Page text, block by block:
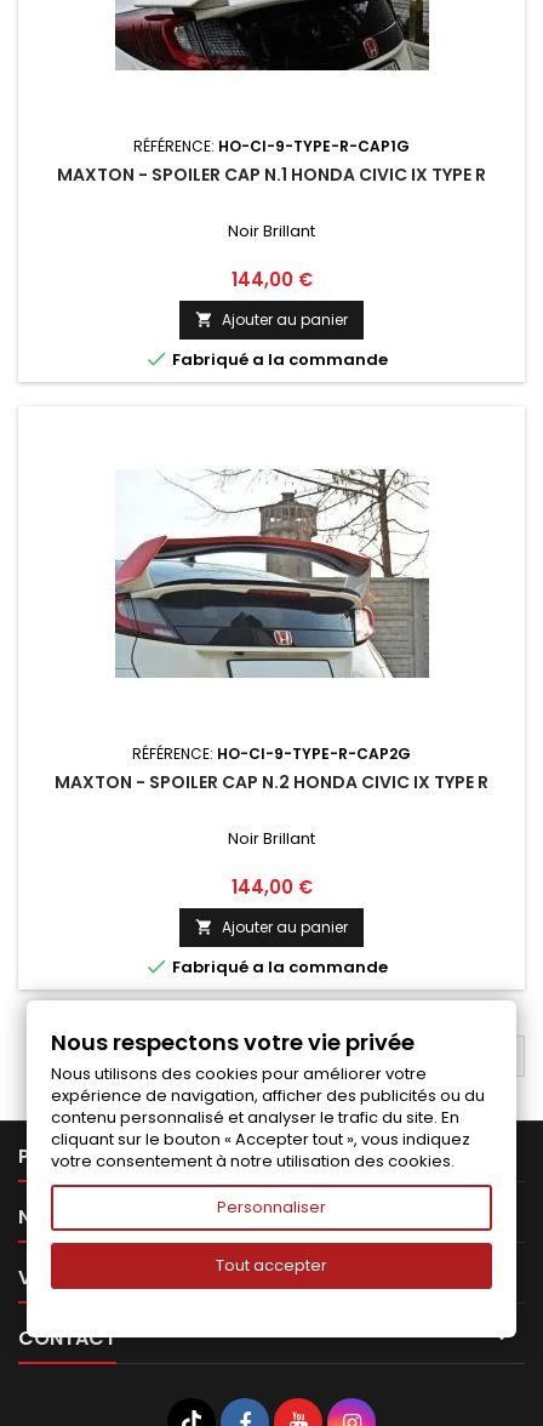
RÉFÉRENCE: HO-CI-9-TYPE-R-CAP1G
MAXTON - SPOILER CAP N.1 HONDA CIVIC IX TYPE R
Noir Brillant
Prix
144,00 €
 Ajouter au panier
 Fabriqué a la commande
RÉFÉRENCE: HO-CI-9-TYPE-R-CAP2G
MAXTON - SPOILER CAP N.2 HONDA CIVIC IX TYPE R
Noir Brillant
Prix
144,00 €
 Ajouter au panier
 Fabriqué a la commande
RETOUR EN HAUT
PRODUITS
NOTRE SOCIÉTÉ
VOTRE COMPTE
CONTACT 
Nous respectons votre vie privée
Nous utilisons des cookies pour améliorer votre
expérience de navigation, afficher des publicités ou du
contenu personnalisé et analyser le trafic du site. En
cliquant sur le bouton « Accepter tout », vous indiquez
votre consentement à notre utilisation des cookies.
Personnaliser
Tout accepter